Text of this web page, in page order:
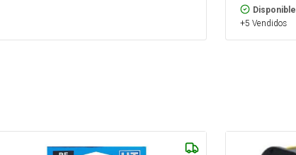
Disponible
+5 Vendidos